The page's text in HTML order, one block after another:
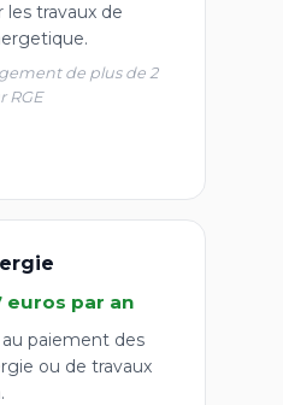
travaux de
de plus de 2
RGE
euros par an
paiement des
ou de travaux